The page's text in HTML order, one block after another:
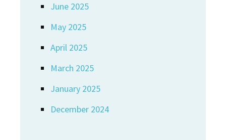
June 2025
May 2025
April 2025
March 2025
January 2025
December 2024